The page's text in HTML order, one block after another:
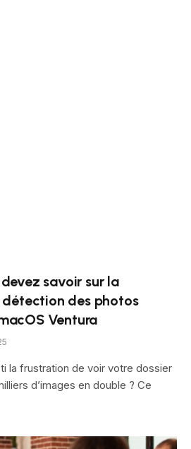
savoir sur la
des photos
Ventura
la frustration de voir votre dossier
d’images en double ? Ce